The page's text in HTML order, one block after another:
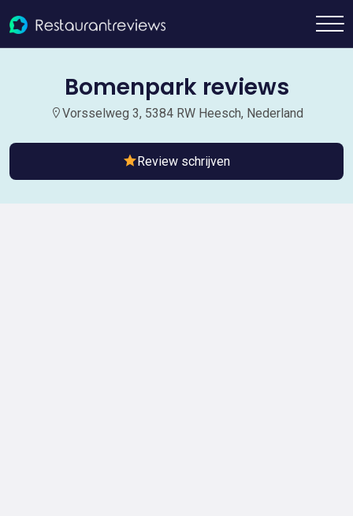
Bomenpark reviews
Vorsselweg 3, 5384 RW Heesch, Nederland
Review schrijven